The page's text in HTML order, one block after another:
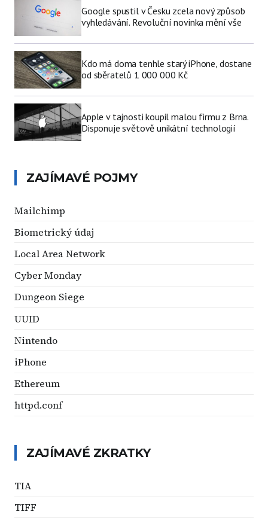
Google spustil v Česku zcela nový způsob
vyhledávání. Revoluční novinka mění vše
Kdo má doma tenhle starý iPhone, dostane
od sběratelů 1 000 000 Kč
Apple v tajnosti koupil malou firmu z Brna.
Disponuje světově unikátní technologií
ZAJÍMAVÉ POJMY
Mailchimp
Biometrický údaj
Local Area Network
Cyber Monday
Dungeon Siege
UUID
Nintendo
iPhone
Ethereum
httpd.conf
ZAJÍMAVÉ ZKRATKY
TIA
TIFF